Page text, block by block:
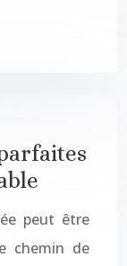
peut être
chemin de